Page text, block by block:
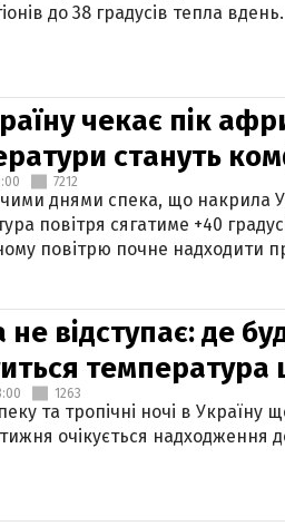
до 38 градусів тепла вдень.
чекає пік
стануть
7212
днями спека, що накрила
повітря сягатиме +40
повітрю почне надходити
не відступає: де
температура
1263
та тропічні ночі в Україну
очікується